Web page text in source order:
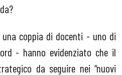
coppia di docenti - uno di
- hanno evidenziato che il
da seguire nei “nuovi